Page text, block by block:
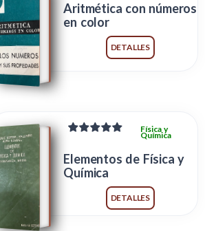
Aritmética con números
en color
DETALLES
Física y
Química
Elementos de Física y
Química
DETALLES